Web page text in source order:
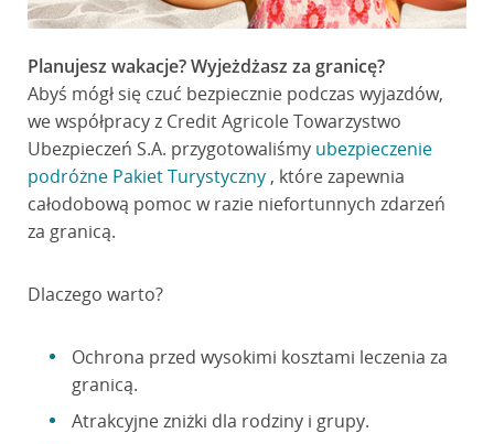
Planujesz wakacje? Wyjeżdżasz za granicę?
Abyś mógł się czuć bezpiecznie podczas wyjazdów,
we współpracy z Credit Agricole Towarzystwo
Ubezpieczeń S.A. przygotowaliśmy ubezpieczenie
podróżne Pakiet Turystyczny , które zapewnia
całodobową pomoc w razie niefortunnych zdarzeń
za granicą.
Dlaczego warto?
Ochrona przed wysokimi kosztami leczenia za
granicą.
Atrakcyjne zniżki dla rodziny i grupy.